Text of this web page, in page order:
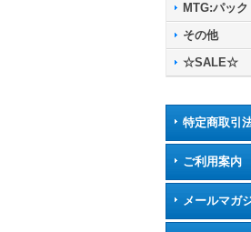
MTG:パック
その他
☆SALE☆
特定商取引
ご利用案内
メールマガ